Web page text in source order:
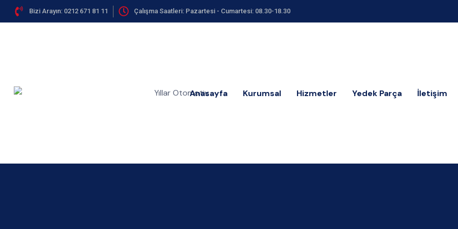
Bizi Arayın: 0212 671 81 11 Çalışma Saatleri: Pazartesi - Cumartesi: 08.30-18.30
Anasayfa Kurumsal Hizmetler Yedek Parça İletişim